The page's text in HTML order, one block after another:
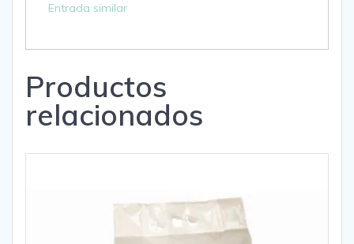
Entrada similar
Productos
relacionados